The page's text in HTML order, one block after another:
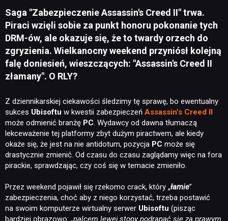
Saga "Zabezpieczenie Assassin's Creed II" trwa.
Piraci wzięli sobie za punkt honoru pokonanie tych
DRM-ów, ale okazuje się, że to twardy orzech do
zgryzienia. Wielkanocny weekend przyniósł kolejną
falę doniesień, wieszczących: "Assassin's Creed II
złamany". O RLY?
Z dziennikarskiej ciekawości śledzimy tę sprawę, bo ewentualny
sukces Ubisoftu w kwestii zabezpieczeń Assassin’s Creed II
może odmienić branżę PC. Wydawcy od dawna tłumaczą
lekceważenie tej platformy zbyt dużym piractwem, ale kiedy
okaże się, że jest na nie antidotum, pozycja PC może się
drastycznie zmienić. Od czasu do czasu zaglądamy więc na fora
pirackie, sprawdzając, czy coś się w temacie zmieniło.
Przez weekend pojawił się rzekomo crack, który „łamie”
zabezpieczenia, choć aby z niego korzystać, trzeba postawić
na swoim komputerze wirtualny serwer Ubisoftu (pisząc
bardziej obrazowo: „palcem lewej stopy podrapać się za prawym